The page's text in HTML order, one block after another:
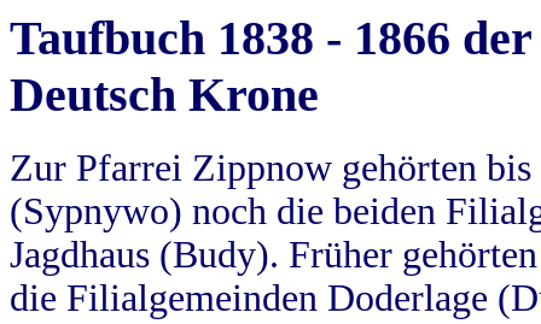
Taufbuch 1838 - 1866
Deutsch Krone
Zur Pfarrei Zippnow gehörten
(Sypnywo) noch die beiden
Jagdhaus (Budy). Früher
die Filialgemeinden Doderlage